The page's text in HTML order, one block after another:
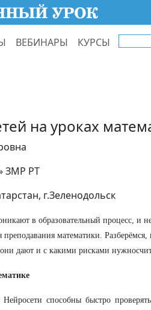
ВЕБИНАРЫ КУРСЫ
на уроках
ЗМР РТ
г.Зеленодольск
в образовательный процесс, и
математики.
дают и с какими рисками
Нейросети способны быстро